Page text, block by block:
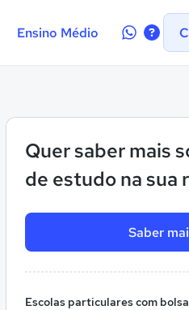
Ensino Médio
Quer saber mais
de estudo na sua
Saber
Escolas particulares com